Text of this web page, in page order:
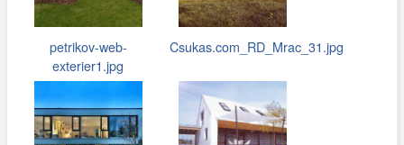
petrikov-web-
exterier1.jpg
Csukas.com_RD_Mrac_31.jpg